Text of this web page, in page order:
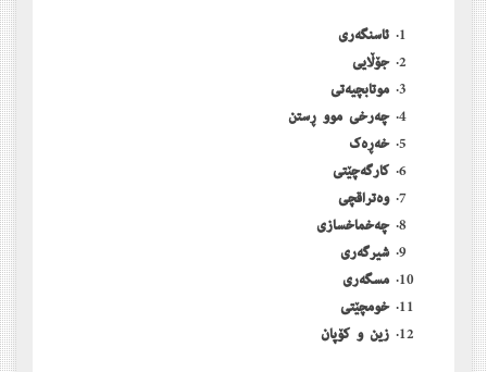
ئاسنگەری
جۆڵایی
موتابچیەتی
چەرخی موو ڕستن
خەڕەک
کارگەچێتی
وەتراقچی
چەخماخسازی
شیرگەری
مسگەری
خومچێتی
زین و کۆپان